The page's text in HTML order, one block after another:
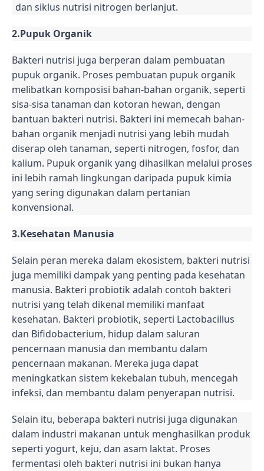
dan siklus nutrisi nitrogen berlanjut.
2.Pupuk Organik
Bakteri nutrisi juga berperan dalam pembuatan
pupuk organik. Proses pembuatan pupuk organik
melibatkan komposisi bahan-bahan organik, seperti
sisa-sisa tanaman dan kotoran hewan, dengan
bantuan bakteri nutrisi. Bakteri ini memecah bahan-
bahan organik menjadi nutrisi yang lebih mudah
diserap oleh tanaman, seperti nitrogen, fosfor, dan
kalium. Pupuk organik yang dihasilkan melalui proses
ini lebih ramah lingkungan daripada pupuk kimia
yang sering digunakan dalam pertanian
konvensional.
3.Kesehatan Manusia
Selain peran mereka dalam ekosistem, bakteri nutrisi
juga memiliki dampak yang penting pada kesehatan
manusia. Bakteri probiotik adalah contoh bakteri
nutrisi yang telah dikenal memiliki manfaat
kesehatan. Bakteri probiotik, seperti Lactobacillus
dan Bifidobacterium, hidup dalam saluran
pencernaan manusia dan membantu dalam
pencernaan makanan. Mereka juga dapat
meningkatkan sistem kekebalan tubuh, mencegah
infeksi, dan membantu dalam penyerapan nutrisi.
Selain itu, beberapa bakteri nutrisi juga digunakan
dalam industri makanan untuk menghasilkan produk
seperti yogurt, keju, dan asam laktat. Proses
fermentasi oleh bakteri nutrisi ini bukan hanya